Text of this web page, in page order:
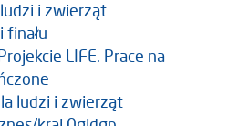
i zwierząt
finału
LIFE. Prace na
ludzi i zwierząt